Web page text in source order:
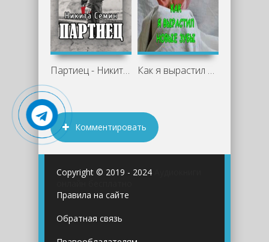
Партиец - Никита Семин Как я вырастил новые зубы - Михаил
Комментировать
Copyright © 2019 - 2024
Правила на сайте
Обратная связь